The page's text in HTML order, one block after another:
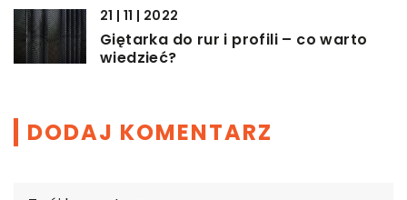
21 | 11 | 2022
Giętarka do rur i profili – co warto
wiedzieć?
DODAJ KOMENTARZ